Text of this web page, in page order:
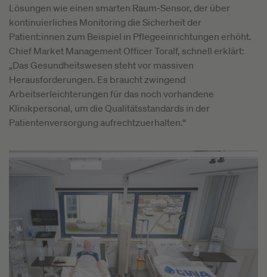
Lösungen wie einen smarten Raum-Sensor, der über
kontinuierliches Monitoring die Sicherheit der
Patient:innen zum Beispiel in Pflegeeinrichtungen erhöht.
Chief Market Management Officer Toralf, schnell erklärt:
„Das Gesundheitswesen steht vor massiven
Herausforderungen. Es braucht zwingend
Arbeitserleichterungen für das noch vorhandene
Klinikpersonal, um die Qualitätsstandards in der
Patientenversorgung aufrechtzuerhalten.“